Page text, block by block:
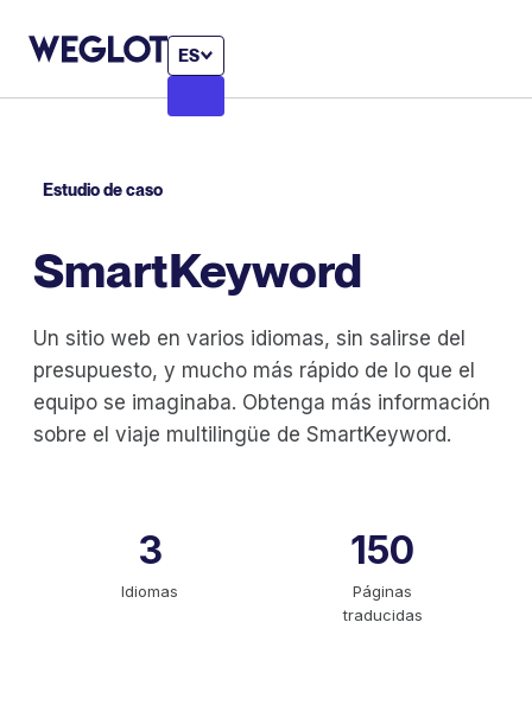
ES
Estudio de caso
SmartKeyword
Un sitio web en varios idiomas, sin salirse del
presupuesto, y mucho más rápido de lo que el
equipo se imaginaba. Obtenga más información
sobre el viaje multilingüe de SmartKeyword.
3
Idiomas
150
Páginas
traducidas